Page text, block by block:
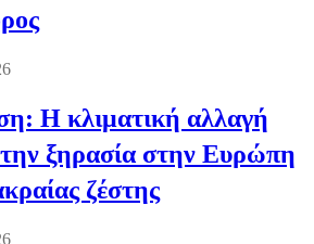
Η κλιματική αλλαγή
την ξηρασία στην Ευρώπη
ζέστης